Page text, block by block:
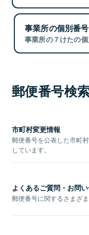
事業所の個別番
事業所の７けたの
郵便番号検
市町村変更情報
郵便番号を公表した市町
しています。
よくあるご質問・お問
郵便番号に関するさまざ